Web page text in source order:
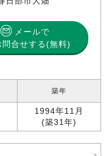
メールで
問合せする(無料)
築年
1994年11月
(築31年)